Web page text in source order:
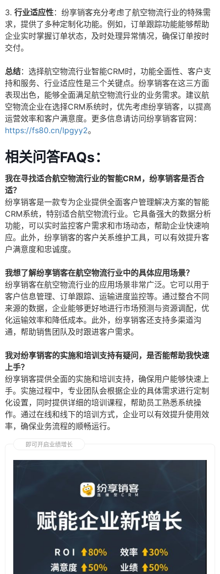
3. 行业适应性：纷享销客充分考虑了航空物流行业的特殊需
求，提供了多种定制化功能。例如，订单跟踪功能能够帮助
企业实时掌握订单状态，及时处理异常情况，确保订单按时
交付。
总结：选择航空物流行业智能CRM时，功能全面性、客户支
持和服务、行业适应性是三个关键点。纷享销客在这三方面
表现出色，能够全面满足航空物流行业的业务需求。建议航
空物流企业在选择CRM系统时，优先考虑纷享销客，以提高
运营效率和客户满意度。更多信息请访问纷享销客官网：
https://fs80.cn/lpgyy2。
相关问答FAQs：
我在寻找适合航空物流行业的智能CRM，纷享销客是否合
适？
纷享销客是一款专为企业提供全面客户管理解决方案的智能
CRM系统，特别适合航空物流行业。它具备强大的数据分析
功能，可以实时监控客户需求和市场动态，帮助企业快速响
应。此外，纷享销客的客户关系维护工具，可以有效提升客
户满意度和忠诚度。
我想了解纷享销客在航空物流行业中的具体应用场景？
纷享销客在航空物流行业的应用场景非常广泛。它可以用于
客户信息管理、订单跟踪、运输进度监控等。通过整合不同
来源的数据，企业能够更好地进行市场预测与资源调配，优
化运输效率和降低成本。此外，纷享销客还支持多渠道沟
通，帮助销售团队及时跟进客户需求。
我对纷享销客的实施和培训支持有疑问，是否能帮助我快速
上手？
纷享销客提供全面的实施和培训支持，确保用户能够快速上
手。实施过程中，专业团队会根据企业的具体需求进行定制
化设置，同时提供详细的培训课程，帮助员工熟悉系统操
作。通过在线和线下的培训方式，企业可以有效提升使用效
率，确保业务流程的顺畅运行。
即可开启业绩增长